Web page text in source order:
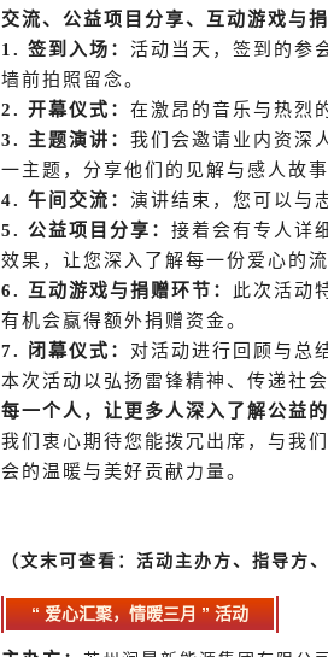
交流、公益项目分享、互动游戏与
1. 签到入场： 活动当天，签到的参
墙前拍照留念。
2. 开幕仪式： 在激昂的音乐与热烈
3. 主题演讲 ： 我们会邀请业内资深
一主题，分享他们的见解与感人故事
4. 午间交流： 演讲结束，您可以与
5. 公益项目分享： 接着会有专人 详
效果，让您深入了解每一份爱心的流
6. 互动游戏与捐赠环节 ： 此次活动
有机会赢得额外捐赠资金。
7. 闭幕仪式： 对活动进行回顾与总
本次活动以弘扬雷锋精神、传递社
每一个人，让更多人深入了解公益
我们衷心期待您能拨冗出席，与我
会的温暖与美好贡献力量。
（文末可查看：活动主办方、指导方
“ 爱心汇聚，情暖三月 ” 活动